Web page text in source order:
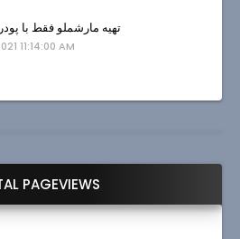
تهیه مارشملو فقط با
11:14:00 AM
PAGEVIEWS